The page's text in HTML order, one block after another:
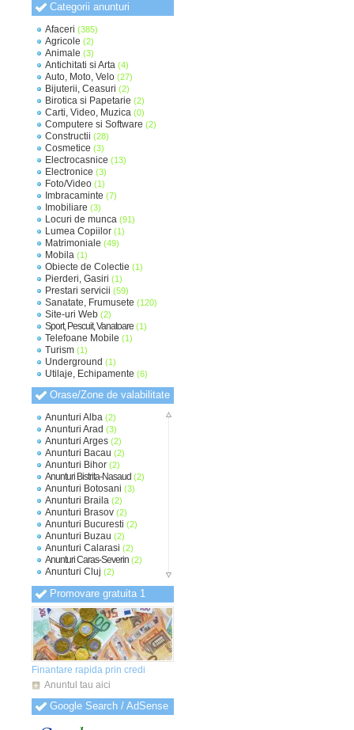
Categorii anunturi
Afaceri (385)
Agricole (2)
Animale (3)
Antichitati si Arta (4)
Auto, Moto, Velo (27)
Bijuterii, Ceasuri (2)
Birotica si Papetarie (2)
Carti, Video, Muzica (0)
Computere si Software (2)
Constructii (28)
Cosmetice (3)
Electrocasnice (13)
Electronice (3)
Foto/Video (1)
Imbracaminte (7)
Imobiliare (3)
Locuri de munca (91)
Lumea Copiilor (1)
Matrimoniale (49)
Mobila (1)
Obiecte de Colectie (1)
Pierderi, Gasiri (1)
Prestari servicii (59)
Sanatate, Frumusete (120)
Site-uri Web (2)
Sport, Pescuit, Vanatoare (1)
Telefoane Mobile (1)
Turism (1)
Underground (1)
Utilaje, Echipamente (6)
Orase/Zone de valabilitate
Anunturi Alba (2)
Anunturi Arad (3)
Anunturi Arges (2)
Anunturi Bacau (2)
Anunturi Bihor (2)
Anunturi Bistrita-Nasaud (2)
Anunturi Botosani (3)
Anunturi Braila (2)
Anunturi Brasov (2)
Anunturi Bucuresti (2)
Anunturi Buzau (2)
Anunturi Calarasi (2)
Anunturi Caras-Severin (2)
Anunturi Cluj (2)
Anunturi Constanta
Anunturi Covasna(2)
Anunturi Dambovita(2)
Anunturi Dolj(2)
Anunturi Galati(2)
Anunturi Giurgiu(2)
Anunturi Gorj(2)
Anunturi Harghita (2)
Anunturi Hunedoara
Anunturi Ialomita
Anunturi Iasi(2)
Anunturi Ilfov(2)
Anunturi Maramures
Promovare gratuita 1
Finantare rapida prin credi
Anuntul tau aici
Google Search / AdSense